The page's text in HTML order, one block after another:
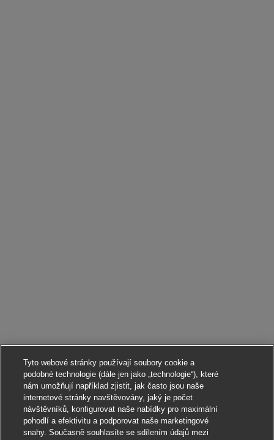
Tyto webové stránky používají soubory cookie a
podobné technologie (dále jen jako „technologie“), které
nám umožňují například zjistit, jak často jsou naše
internetové stránky navštěvovány, jaký je počet
návštěvníků, konfigurovat naše nabídky pro maximální
pohodlí a efektivitu a podporovat naše marketingové
snahy. Současně souhlasíte se sdílením údajů mezi